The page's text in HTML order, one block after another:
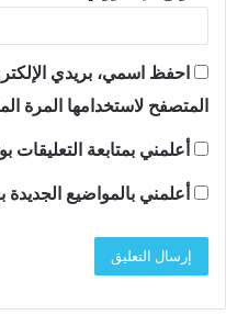
احفظ اسمي، بريدي
المتصفح لاستخدامها المرة
أعلمني بمتابعة التعليقات
أعلمني بالمواضيع الجديدة